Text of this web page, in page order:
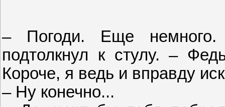
– Погоди. Еще
подтолкнул к стулу. –
Короче, я ведь и вправду
– Ну конечно...